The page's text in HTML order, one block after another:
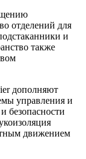
отделений для
и
также
дополняют
управления и
безопасности
движением